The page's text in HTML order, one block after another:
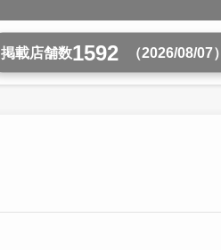
掲載店舗数1592 （2026/08/07）